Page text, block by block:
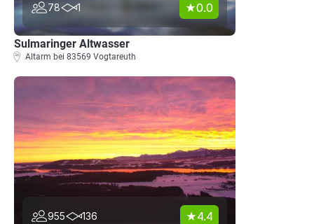
78 1 0.0
Sulmaringer Altwasser
Altarm bei 83569 Vogtareuth
955 136 4.4